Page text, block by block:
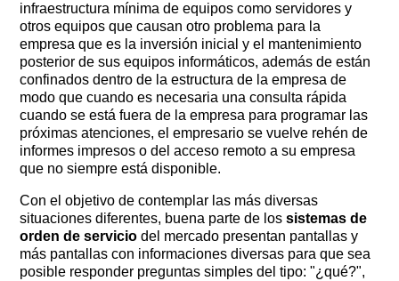
infraestructura mínima de equipos como servidores y
otros equipos que causan otro problema para la
empresa que es la inversión inicial y el mantenimiento
posterior de sus equipos informáticos, además de están
confinados dentro de la estructura de la empresa de
modo que cuando es necesaria una consulta rápida
cuando se está fuera de la empresa para programar las
próximas atenciones, el empresario se vuelve rehén de
informes impresos o del acceso remoto a su empresa
que no siempre está disponible.
Con el objetivo de contemplar las más diversas
situaciones diferentes, buena parte de lossistemas de
orden de servicio del mercado presentan pantallas y
más pantallas con informaciones diversas para que sea
posible responder preguntas simples del tipo: "¿qué?", ​​